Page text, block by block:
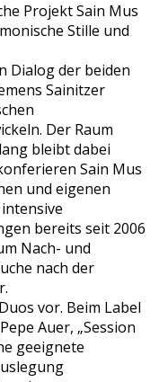
Projekt Sain Mus
Stille und
Dialog der beiden
Sainitzer
Der Raum
bleibt dabei
Sain Mus
und eigenen
bereits seit 2006
Nach- und
nach der
vor. Beim Label
Auer, „Session
geeignete